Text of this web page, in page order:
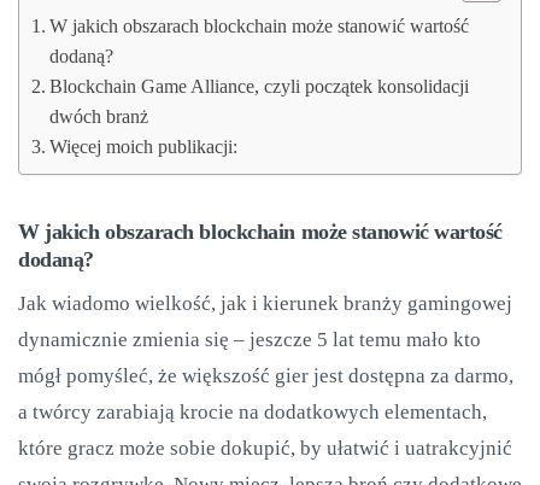
W jakich obszarach blockchain może stanowić wartość
dodaną?
Blockchain Game Alliance, czyli początek konsolidacji
dwóch branż
Więcej moich publikacji:
W jakich obszarach blockchain może stanowić wartość
dodaną?
Jak wiadomo wielkość, jak i kierunek branży gamingowej
dynamicznie zmienia się – jeszcze 5 lat temu mało kto
mógł pomyśleć, że większość gier jest dostępna za darmo,
a twórcy zarabiają krocie na dodatkowych elementach,
które gracz może sobie dokupić, by ułatwić i uatrakcyjnić